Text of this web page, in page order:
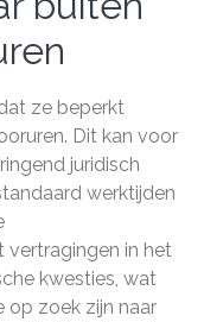
ze beperkt
Dit kan voor
juridisch
werktijden
vertragingen in het
kwesties, wat
op zoek zijn naar